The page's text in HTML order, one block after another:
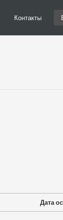
Контакты
Дата